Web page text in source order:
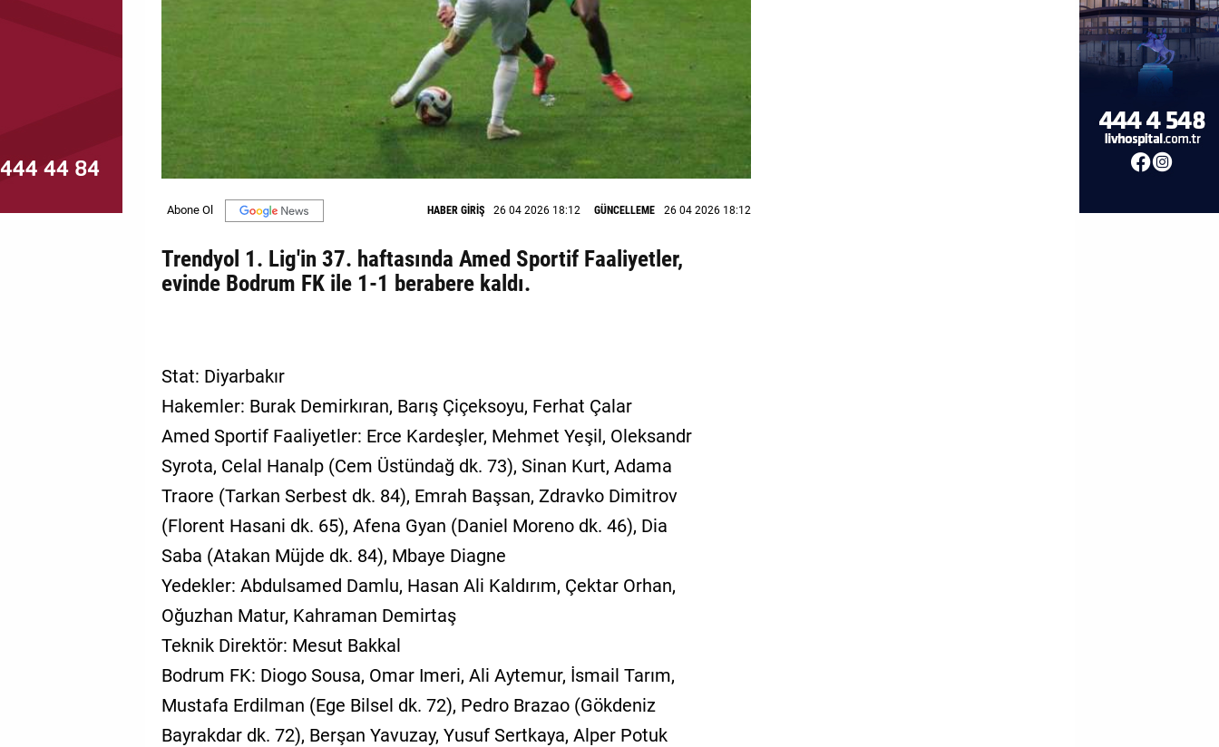
Künye
İletişim
HABER GİRİŞ 26 04 2026 18:12 GÜNCELLEME 26 04 2026 18:12
Trendyol 1. Lig'in 37. haftasında Amed Sportif Faaliyetler,
evinde Bodrum FK ile 1-1 berabere kaldı.
Stat: Diyarbakır
Hakemler: Burak Demirkıran, Barış Çiçeksoyu, Ferhat Çalar
Amed Sportif Faaliyetler: Erce Kardeşler, Mehmet Yeşil, Oleksandr
Syrota, Celal Hanalp (Cem Üstündağ dk. 73), Sinan Kurt, Adama
Traore (Tarkan Serbest dk. 84), Emrah Başsan, Zdravko Dimitrov
(Florent Hasani dk. 65), Afena Gyan (Daniel Moreno dk. 46), Dia
Saba (Atakan Müjde dk. 84), Mbaye Diagne
Yedekler: Abdulsamed Damlu, Hasan Ali Kaldırım, Çektar Orhan,
Oğuzhan Matur, Kahraman Demirtaş
Teknik Direktör: Mesut Bakkal
Bodrum FK: Diogo Sousa, Omar Imeri, Ali Aytemur, İsmail Tarım,
Mustafa Erdilman (Ege Bilsel dk. 72), Pedro Brazao (Gökdeniz
Bayrakdar dk. 72), Berşan Yavuzay, Yusuf Sertkaya, Alper Potuk